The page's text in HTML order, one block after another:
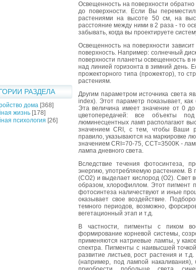
РАЗДЕЛА
дома [368]
жизнь [178]
психология [26]
Освещенность на поверхности
до поверхности. Если Вы
растениями на высоте 50 см, на
расстояние между ними в 2 раза - то
забывать, когда вы проектируете
Освещенность на поверхности
поверхность. Например: солнечный
поверхности планеты освещенность в
над линией горизонта в зимний день.
прожекторного типа (прожектор), то
растениям.
Другим параметром источника света
index). Этот параметр показывает,
Эта величина имеет значение от 0
цветопередачей: все объекты
люминесцентных ламп располагают
значением CRI, с тем, чтобы Ваши
правило, указываются на маркировке
значением CRI=70-75, CCT=3500K -
лампа дневного света.
Вследствие течения фотосинтеза,
энергию, употребляемую растением. В
(CO2) и выделает кислород (O2). Свет
образом, хлорофиллом. Этот пигмент
фотосинтеза наличествуют и иные
оказывает свое воздействие.
темного периодов, возможно,
вегетационный этап и т.д.
В частности, пигменты с пиком
формирование корневой системы,
применяются натриевые лампы, у
спектра. Пигменты с наивысшей
развитие листьев, рост растения и
(например, под лампой